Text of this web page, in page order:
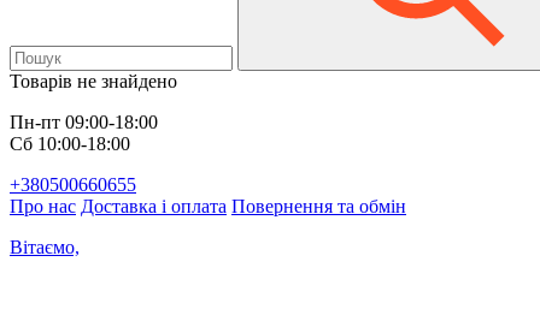
Товарів не знайдено
Пн-пт 09:00-18:00
Сб 10:00-18:00
+380500660655
Про нас Доставка і оплата Повернення та обмін
Вітаємо,